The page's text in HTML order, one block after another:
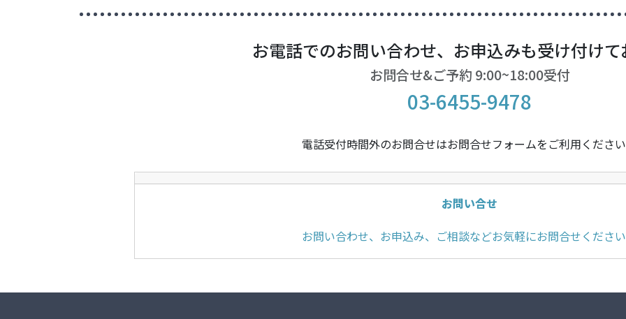
お電話でのお問い合わせ、お申込みも受け付けて
お問合せ&ご予約 9:00~18:00受付
03-6455-9478
電話受付時間外のお問合せはお問合せフォームをご利用ください
お問い合せ
お問い合わせ、お申込み、ご相談などお気軽にお問合せください